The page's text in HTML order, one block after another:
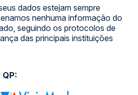
dados estejam sempre
nenhuma informação do
seguindo os protocolos de
das principais instituições
QP: